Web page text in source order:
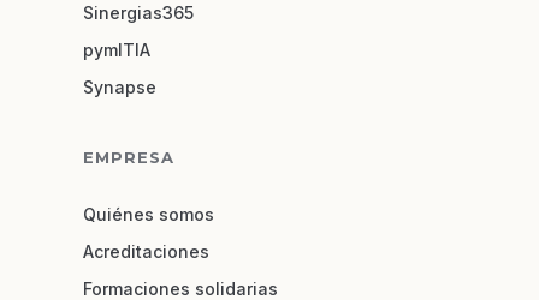
Sinergias365
pymITIA
Synapse
EMPRESA
Quiénes somos
Acreditaciones
Formaciones solidarias